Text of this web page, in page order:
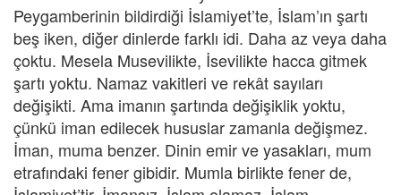
Peygamberinin bildirdiği İslamiyet’te, İslam’ın şartı
beş iken, diğer dinlerde farklı idi. Daha az veya daha
çoktu. Mesela Musevilikte, İsevilikte hacca gitmek
şartı yoktu. Namaz vakitleri ve rekât sayıları
değişikti. Ama imanın şartında değişiklik yoktu,
çünkü iman edilecek hususlar zamanla değişmez.
İman, muma benzer. Dinin emir ve yasakları, mum
etrafındaki fener gibidir. Mumla birlikte fener de,